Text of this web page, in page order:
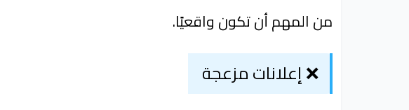
من المهم أن تكون واقعيًا.
❌ إعلانات مزعجة